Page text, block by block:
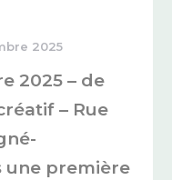
2025
2025 – de
– Rue
une première